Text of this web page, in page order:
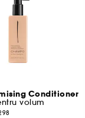
Conditioner
volum